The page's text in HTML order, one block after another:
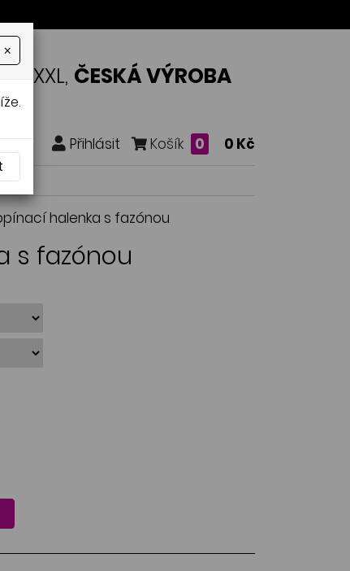
XXL, ČESKÁ VÝROBA
Přihlásit Košík 0 0 Kč
halenka s fazónou
s fazónou
×